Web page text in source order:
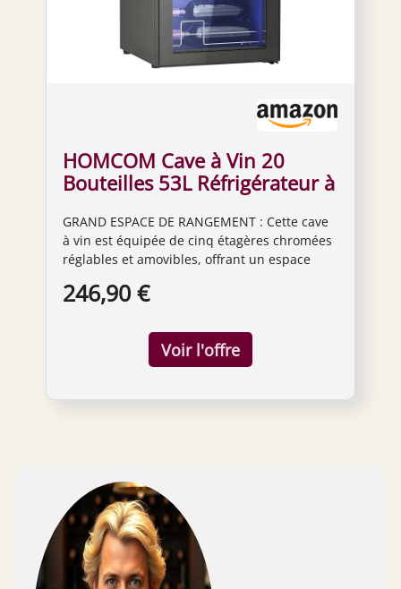
HOMCOM Cave à Vin 20
Bouteilles 53L Réfrigérateur à
GRAND ESPACE DE RANGEMENT : Cette cave
à vin est équipée de cinq étagères chromées
réglables et amovibles, offrant un espace
boissons préférées organisées et à portée de
d'un compresseur performant, ce
réfrigérateur à vin garantit un
refroidissement rapide et silencieux,
température interne et protège vos boissons.
L'éclairage bleu subtil ajoute une élégante
touche moderne à votre frigo à vin, parfait
pour un style moderne. RÉGLAGE DE LA
TEMPÉRATURE : Doté de commandes tactiles
intuitives et d'un affichage LED, ce
246,90 €